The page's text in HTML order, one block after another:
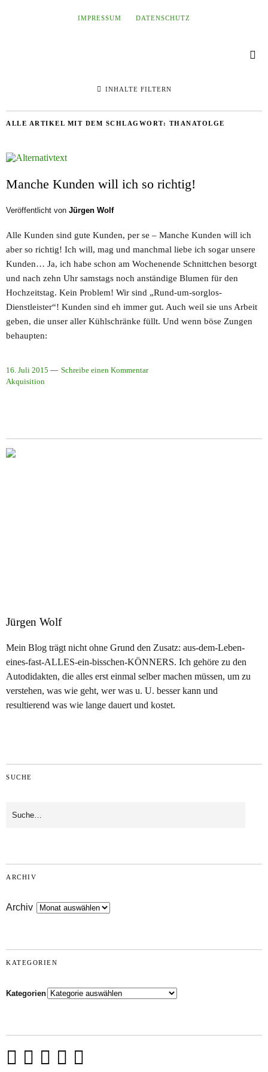
IMPRESSUM DATENSCHUTZ
INHALTE FILTERN
ALLE ARTIKEL MIT DEM SCHLAGWORT: THANATOLGE
Manche Kunden will ich so richtig!
Veröffentlicht von Jürgen Wolf
Alle Kunden sind gute Kunden, per se – Manche Kunden will ich
aber so richtig! Ich will, mag und manchmal liebe ich sogar unsere
Kunden… Ja, ich habe schon am Wochenende Schnittchen besorgt
und nach zehn Uhr samstags noch anständige Blumen für den
Hochzeitstag. Kein Problem! Wir sind „Rund-um-sorglos-
Dienstleister“! Kunden sind eh immer gut. Auch weil sie uns Arbeit
geben, die unser aller Kühlschränke füllt. Und wenn böse Zungen
behaupten:
16. Juli 2015
Schreibe einen Kommentar
Akquisition
Jürgen Wolf
Mein Blog trägt nicht ohne Grund den Zusatz: aus-dem-Leben-
eines-fast-ALLES-ein-bisschen-KÖNNERS. Ich gehöre zu den
Autodidakten, die alles erst einmal selber machen müssen, um zu
verstehen, was wie geht, wer was u. U. besser kann und
resultierend was wie lange dauert und kostet.
SUCHE
ARCHIV
Archiv
KATEGORIEN
Kategorien